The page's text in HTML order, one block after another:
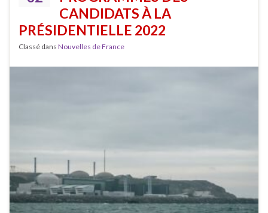
CANDIDATS À LA
PRÉSIDENTIELLE 2022
Classé dans Nouvelles de France